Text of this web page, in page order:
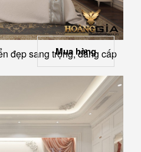
đẹp sang trọng, đẳng cấp
Mua hàng